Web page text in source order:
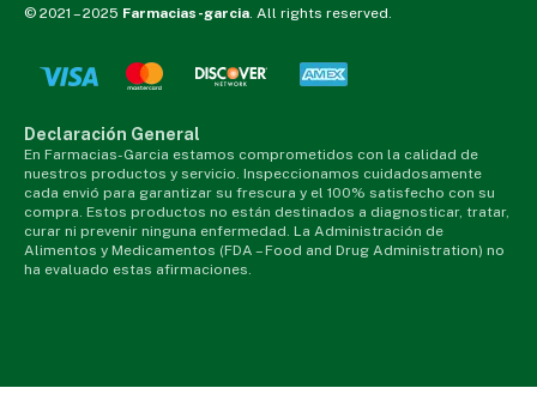
© 2021 – 2025 Farmacias-garcia. All rights reserved.
Declaración General
En Farmacias-Garcia estamos comprometidos con la calidad de
nuestros productos y servicio. Inspeccionamos cuidadosamente
cada envió para garantizar su frescura y el 100% satisfecho con su
compra. Estos productos no están destinados a diagnosticar, tratar,
curar ni prevenir ninguna enfermedad. La Administración de
Alimentos y Medicamentos (FDA – Food and Drug Administration) no
ha evaluado estas afirmaciones.